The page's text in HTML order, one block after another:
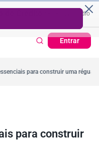
Percentual médio no ano
Entrar
Cartão de Crédito |
para construir uma régua
para construir